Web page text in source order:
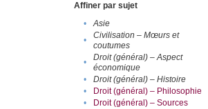
Affiner par sujet
•
Asie
•
Civilisation – Mœurs et
coutumes
•
Droit (général) – Aspect
économique
• Droit (général) – Histoire
•
Droit (général) – Philosophie
•
Droit (général) – Sources